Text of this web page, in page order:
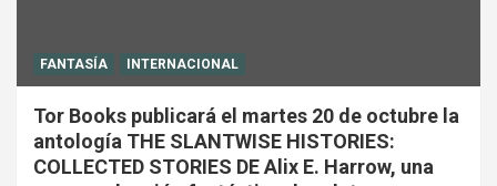
FANTASÍA INTERNACIONAL
Tor Books publicará el martes 20 de octubre la
antología THE SLANTWISE HISTORIES:
COLLECTED STORIES DE Alix E. Harrow, una